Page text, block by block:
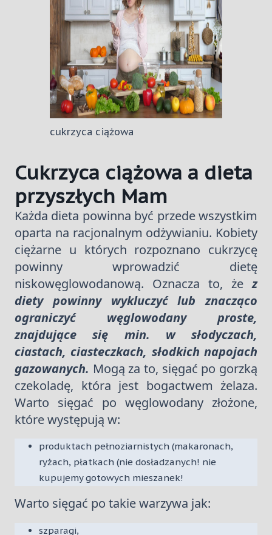
cukrzyca ciążowa
Cukrzyca ciążowa a dieta
przyszłych Mam
Każda dieta powinna być przede wszystkim
oparta na racjonalnym odżywianiu. Kobiety
ciężarne u których rozpoznano cukrzycę
powinny wprowadzić dietę
niskowęglowodanową. Oznacza to, że z
diety powinny wykluczyć lub znacząco
ograniczyć węglowodany proste,
znajdujące się min. w słodyczach,
ciastach, ciasteczkach, słodkich napojach
gazowanych. Mogą za to, sięgać po gorzką
czekoladę, która jest bogactwem żelaza.
Warto sięgać po węglowodany złożone,
które występują w:
produktach pełnoziarnistych (makaronach,
ryżach, płatkach (nie dosładzanych! nie
kupujemy gotowych mieszanek!
Warto sięgać po takie warzywa jak:
szparagi,